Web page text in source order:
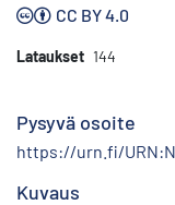
CC BY 4.0
Lataukset 144
Pysyvä osoite
https://urn.fi/
Kuvaus